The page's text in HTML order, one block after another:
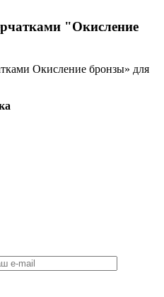
"Окисление
Окисление бронзы» для